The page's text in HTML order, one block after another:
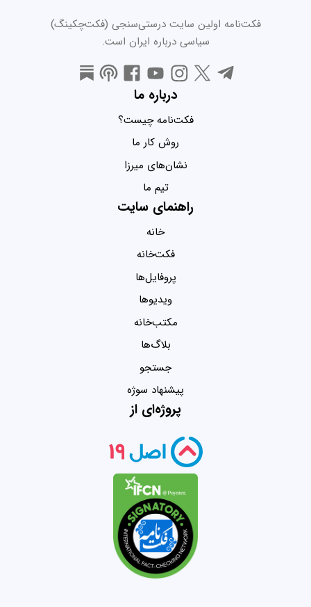
فکت‌نامه اولین سایت درستی‌سنجی (فکت‌چکینگ)
سیاسی درباره ایران است.
درباره ما
فکت‌نامه چیست؟
روش کار ما
نشان‌های میرزا
تیم ما
راهنمای سایت
خانه
فکت‌خانه
پروفایل‌ها
ویدیو‌ها
مکتب‌خانه
بلاگ‌ها
جستجو
پیشنهاد سوژه
پروژه‌ای از